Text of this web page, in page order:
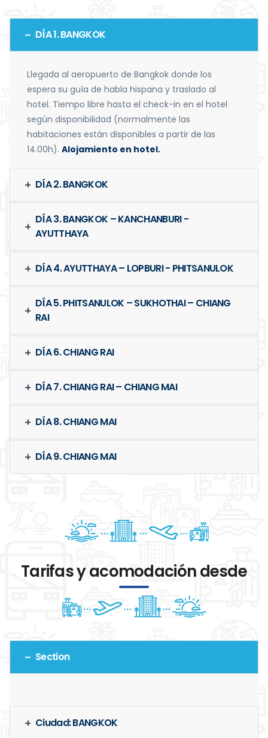
DÍA 1. BANGKOK
Llegada al aeropuerto de Bangkok donde los
espera su guía de habla hispana y traslado al
hotel. Tiempo libre hasta el check-in en el hotel
según disponibilidad (normalmente las
habitaciones están disponibles a partir de las
14.00h). Alojamiento en hotel.
DÍA 2. BANGKOK
DÍA 3. BANGKOK – KANCHANBURI -
AYUTTHAYA
DÍA 4. AYUTTHAYA – LOPBURI - PHITSANULOK
DÍA 5. PHITSANULOK – SUKHOTHAI – CHIANG
RAI
DÍA 6. CHIANG RAI
DÍA 7. CHIANG RAI – CHIANG MAI
DÍA 8. CHIANG MAI
DÍA 9. CHIANG MAI
Tarifas y acomodación desde
Section
Ciudad: BANGKOK